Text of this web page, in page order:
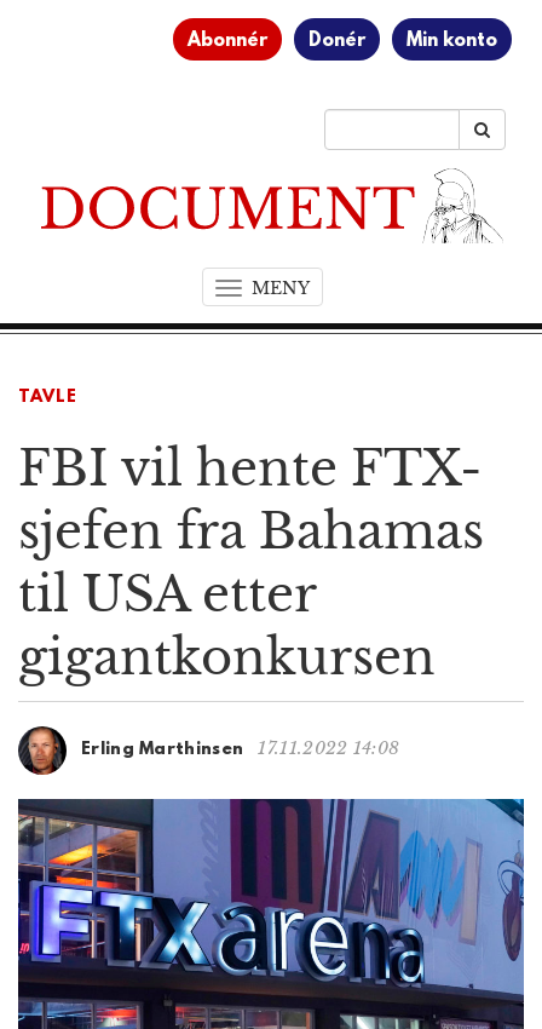
Abonnér Donér Min konto
MENYT
o
a
i
a
t
o
TAVLE
FBI vil hente FTX-
sjefen fra Bahamas
til USA etter
gigantkonkursen
Erling Marthinsen 17.11.2022 14:08